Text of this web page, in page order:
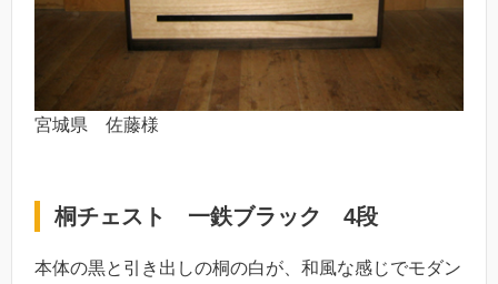
宮城県 佐藤様
桐チェスト 一鉄ブラック 4段
本体の黒と引き出しの桐の白が、和風な感じでモダン